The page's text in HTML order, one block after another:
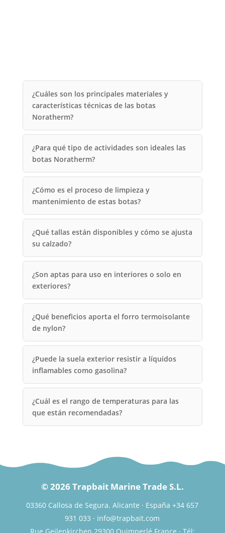
¿Cuáles son los principales materiales y
características técnicas de las botas
Noratherm?
¿Para qué tipo de actividades son ideales las
botas Noratherm?
¿Cómo es el proceso de limpieza y
mantenimiento de estas botas?
¿Qué tallas están disponibles y cómo se ajusta
su calzado?
¿Son aptas para uso en interiores o solo en
exteriores?
¿Qué beneficios aporta el forro termoisolante
de nylon?
¿Puede la suela exterior resistir a líquidos
inflamables como gasolina?
¿Cuál es el rango de temperaturas para las
que están recomendadas?
© 2026 Trapbait Marine Trade S.L.
03360 Callosa de Segura. Alicante · España +34 657
931 033 · info@trapbait.com